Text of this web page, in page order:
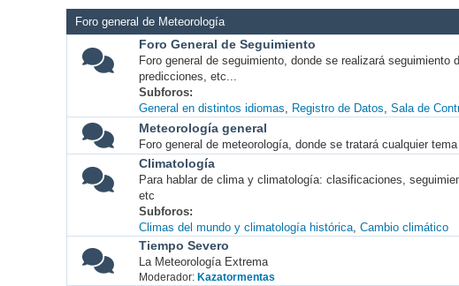
Foro general de Meteorología
Foro General de Seguimiento
Foro general de seguimiento, donde se realizará seguimiento
predicciones, etc...
Subforos
General en distintos idiomas
Registro de Datos Sala de
Meteorología general
Foro general de meteorología, donde se tratará cualquier
Climatología
Para hablar de clima y climatología: clasificaciones,
etc
Subforos
Climas del mundo y climatología histórica Cambio climático
Tiempo Severo
La Meteorología Extrema
Moderador: Kazatormentas